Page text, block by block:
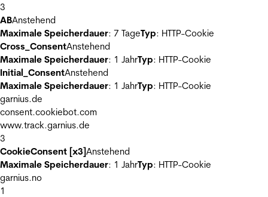
3
ABAnstehend
Maximale Speicherdauer: 7 TageTyp: HTTP-Cookie
Cross_ConsentAnstehend
Maximale Speicherdauer: 1 JahrTyp: HTTP-Cookie
Initial_ConsentAnstehend
Maximale Speicherdauer: 1 JahrTyp: HTTP-Cookie
garnius.de
consent.cookiebot.com
www.track.garnius.de
3
CookieConsent [x3]Anstehend
Maximale Speicherdauer: 1 JahrTyp: HTTP-Cookie
garnius.no
1